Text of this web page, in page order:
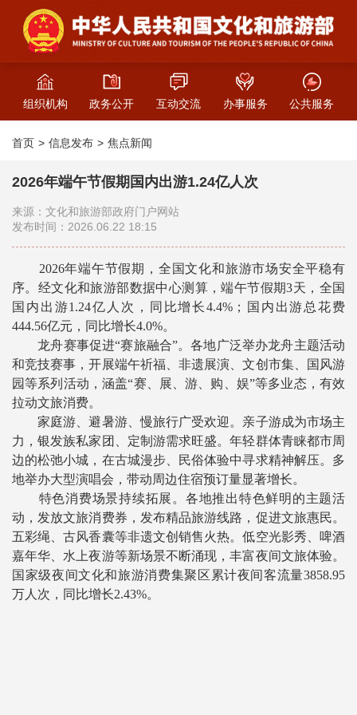
组织机构 政务公开 互动交流 办事服务 公共服务
首页 信息发布 焦点新闻
2026年端午节假期国内出游1.24亿人次
来源：文化和旅游部政府门户网站
发布时间：2026.06.22 18:15
2026年端午节假期，全国文化和旅游市场安全平稳有
序。经文化和旅游部数据中心测算，端午节假期3天，全国
国内出游1.24亿人次，同比增长4.4%；国内出游总花费
444.56亿元，同比增长4.0%。
龙舟赛事促进“赛旅融合”。各地广泛举办龙舟主题活动
和竞技赛事，开展端午祈福、非遗展演、文创市集、国风游
园等系列活动，涵盖“赛、展、游、购、娱”等多业态，有效
拉动文旅消费。
家庭游、避暑游、慢旅行广受欢迎。亲子游成为市场主
力，银发族私家团、定制游需求旺盛。年轻群体青睐都市周
边的松弛小城，在古城漫步、民俗体验中寻求精神解压。多
地举办大型演唱会，带动周边住宿预订量显著增长。
特色消费场景持续拓展。各地推出特色鲜明的主题活
动，发放文旅消费券，发布精品旅游线路，促进文旅惠民。
五彩绳、古风香囊等非遗文创销售火热。低空光影秀、啤酒
嘉年华、水上夜游等新场景不断涌现，丰富夜间文旅体验。
国家级夜间文化和旅游消费集聚区累计夜间客流量3858.95
万人次，同比增长2.43%。